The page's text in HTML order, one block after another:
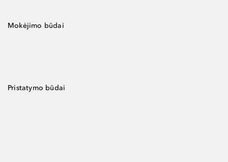
Mokėjimo būdai
Pristatymo būdai